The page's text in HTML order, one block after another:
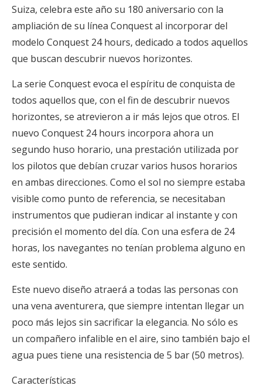
Suiza, celebra este año su 180 aniversario con la
ampliación de su línea Conquest al incorporar del
modelo Conquest 24 hours, dedicado a todos aquellos
que buscan descubrir nuevos horizontes.
La serie Conquest evoca el espíritu de conquista de
todos aquellos que, con el fin de descubrir nuevos
horizontes, se atrevieron a ir más lejos que otros. El
nuevo Conquest 24 hours incorpora ahora un
segundo huso horario, una prestación utilizada por
los pilotos que debían cruzar varios husos horarios
en ambas direcciones. Como el sol no siempre estaba
visible como punto de referencia, se necesitaban
instrumentos que pudieran indicar al instante y con
precisión el momento del día. Con una esfera de 24
horas, los navegantes no tenían problema alguno en
este sentido.
Este nuevo diseño atraerá a todas las personas con
una vena aventurera, que siempre intentan llegar un
poco más lejos sin sacrificar la elegancia. No sólo es
un compañero infalible en el aire, sino también bajo el
agua pues tiene una resistencia de 5 bar (50 metros).
Características